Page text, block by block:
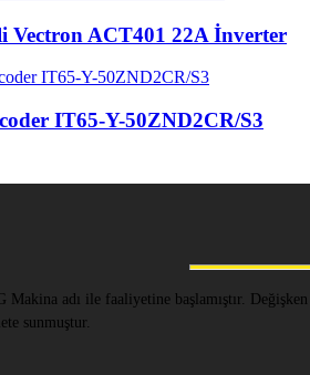
Vectron ACT401 22A İnverter
IT65-Y-50ZND2CR/S3
Makina adı ile faaliyetine başlamıştır.
sunmuştur.